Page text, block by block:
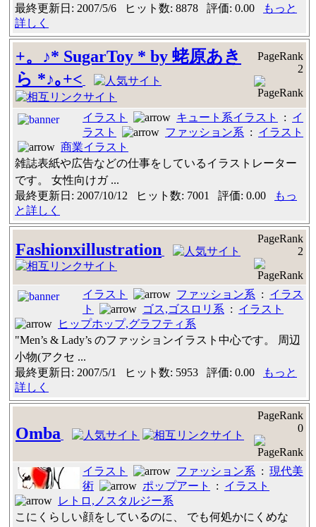
最終更新日: 2007/5/6 ヒット数: 8878 評価: 0.00
もっと
詳しく
+。♪* SugarToy * by 蛯原あき
ら *♪｡+<
PageRank
2
イラスト キュート系イラスト : イ
ラスト
ファッション系 : イラスト
商業イラスト
雑誌表紙や広告などの仕事をしているイラストレーター
です。 女性向けガ ...
最終更新日: 2007/10/12 ヒット数: 7001 評価: 0.00
もっ
と詳しく
Fashionxillustration
PageRank
2
イラスト ファッション系 : イラス
ト
ゴス,ゴスロリ系 : イラスト
ヒップホップ,グラフティ系
"Men’s & Lady’s のファッションイラスト中心です。 周辺
小物(アクセ ...
最終更新日: 2007/5/1 ヒット数: 5953 評価: 0.00
もっと
詳しく
Omba
PageRank
0
イラスト ファッション系 : 現代美
術
ポップアート : イラスト
レトロ,ノスタルジー系
こにくらしい顔をしているのに、 でも何処かにくめな